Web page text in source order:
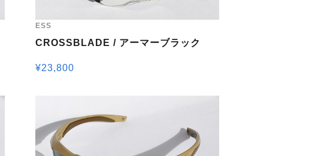
ESS
CROSSBLADE / アーマーブラック
¥23,800